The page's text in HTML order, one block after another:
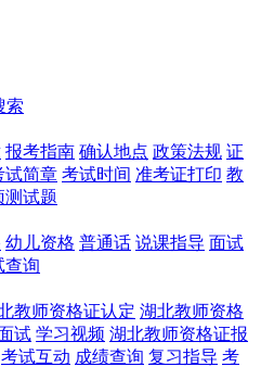
索
报考指南 确认地点 政策法规 证
试简章 考试时间 准考证打印 教
测试题
幼儿资格 普通话 说课指导 面试
查询
教师资格证认定 湖北教师资格
试 学习视频 湖北教师资格证报
考试互动 成绩查询 复习指导 考